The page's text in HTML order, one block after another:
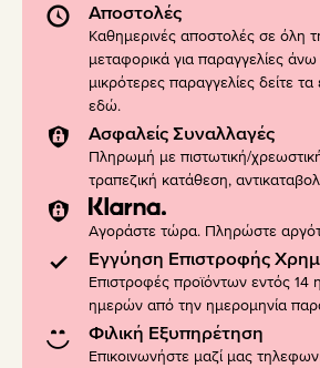
Αποστολές
Καθημερινές αποστολές σε όλη
μεταφορικά για παραγγελίες
μικρότερες παραγγελίες δείτε
εδώ.
Ασφαλείς Συναλλαγές
Πληρωμή με πιστωτική/
τραπεζική κατάθεση,
Αγοράστε τώρα. Πληρώστε
Εγγύηση Επιστροφής
Επιστροφές προϊόντων εντός 14
ημερών από την ημερομηνία
Φιλική Εξυπηρέτηση
Επικοινωνήστε μαζί μας